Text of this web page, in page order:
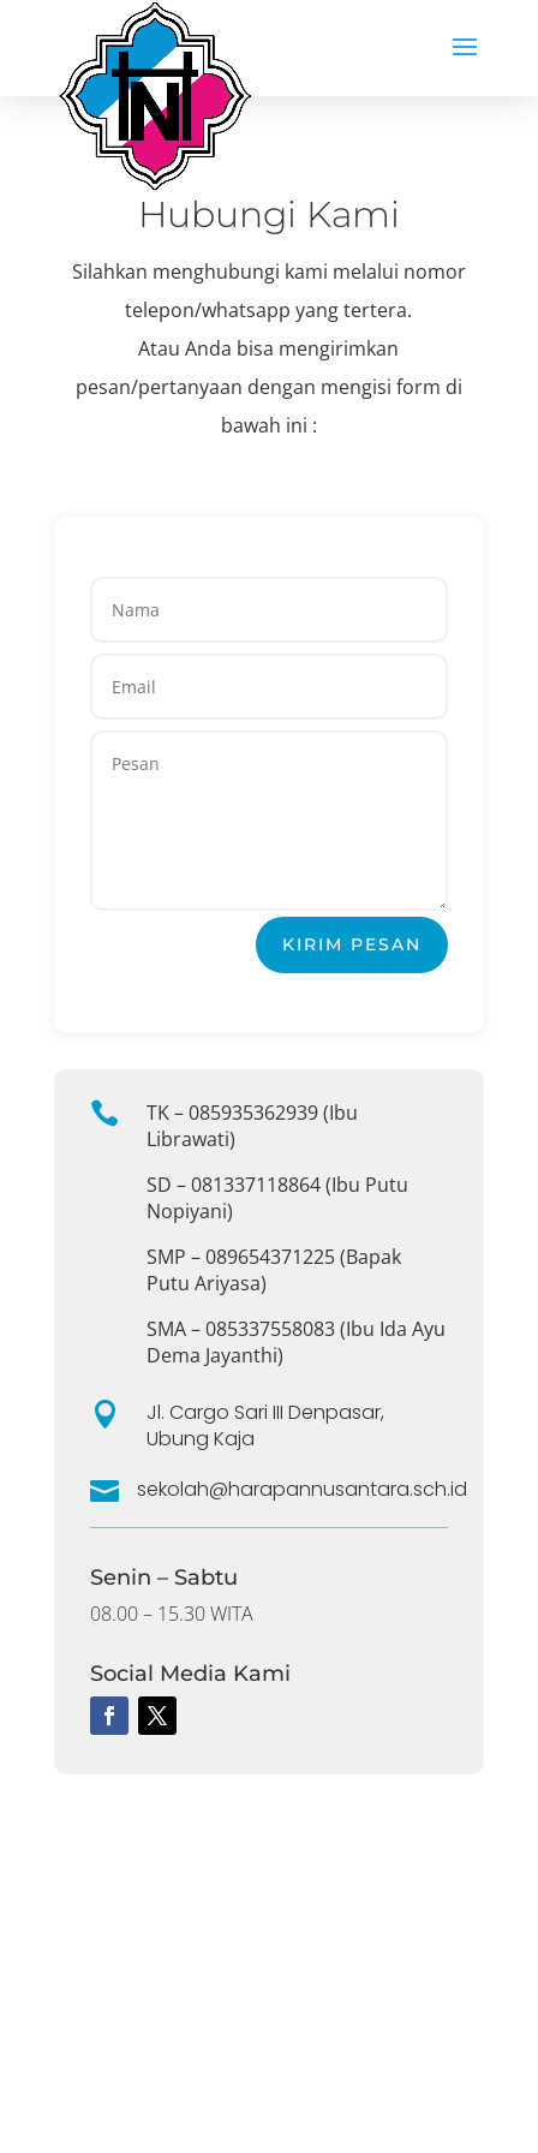
Hubungi Kami
Silahkan menghubungi kami melalui nomor
telepon/whatsapp yang tertera.
Atau Anda bisa mengirimkan
pesan/pertanyaan dengan mengisi form di
bawah ini :
KIRIM PESAN

TK – 085935362939 (Ibu
Librawati)
SD – 081337118864 (Ibu Putu
Nopiyani)
SMP – 089654371225 (Bapak
Putu Ariyasa)
SMA – 085337558083 (Ibu Ida Ayu
Dema Jayanthi)

Jl. Cargo Sari III Denpasar,
Ubung Kaja
 sekolah@harapannusantara.sch.id
Senin – Sabtu
08.00 – 15.30 WITA
Social Media Kami